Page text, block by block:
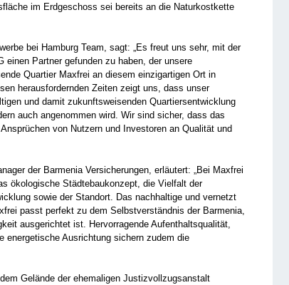
im Erdgeschoss sei bereits an die Naturkostkette
bei Hamburg Team, sagt: „Es freut uns sehr, mit der
einen Partner gefunden zu haben, der unsere
Quartier Maxfrei an diesem einzigartigen Ort in
herausfordernden Zeiten zeigt uns, dass unser
und damit zukunftsweisenden Quartiersentwicklung
auch angenommen wird. Wir sind sicher, dass das
von Nutzern und Investoren an Qualität und
der Barmenia Versicherungen, erläutert: „Bei Maxfrei
ökologische Städtebaukonzept, die Vielfalt der
sowie der Standort. Das nachhaltige und vernetzt
passt perfekt zu dem Selbstverständnis der Barmenia,
ausgerichtet ist. Hervorragende Aufenthaltsqualität,
energetische Ausrichtung sichern zudem die
Gelände der ehemaligen Justizvollzugsanstalt